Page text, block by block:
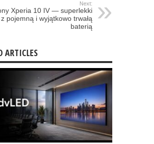
Next:
Xperia 10 IV — superlekki
pojemną i wyjątkowo trwałą
baterią
ARTICLES